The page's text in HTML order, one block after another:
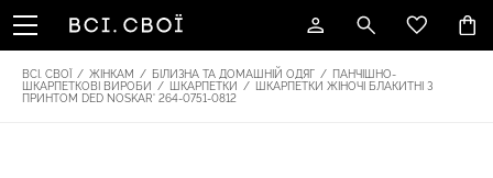
ВСІ. СВОЇ / ЖІНКАМ / БІЛИЗНА ТА ДОМАШНІЙ ОДЯГ / ПАНЧІШНО-
ШКАРПЕТКОВІ ВИРОБИ
/ ШКАРПЕТКИ /
ШКАРПЕТКИ ЖІНОЧІ БЛАКИТНІ З
ПРИНТОМ DED NOSKAR' 264-0751-0812